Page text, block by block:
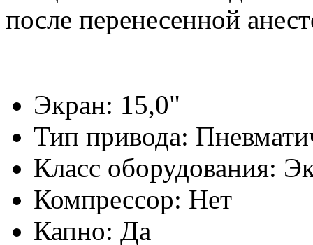
после перенесенной
Экран: 15,0"
Тип привода:
Класс оборудования:
Компрессор: Нет
Капно: Да